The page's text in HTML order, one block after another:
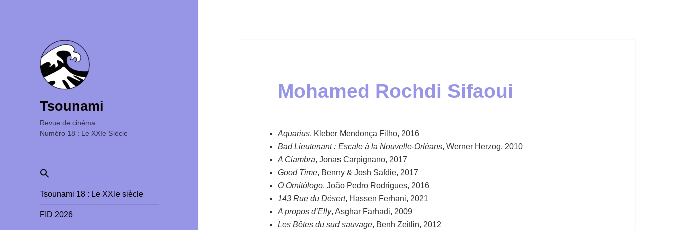
Tsounami
Revue de cinéma ‎ ‎ ‎ ‎ ‎ ‎ ‎ ‎ ‎ ‎ ‎ ‎ ‎ ‎ ‎ ‎ ‎ ‎ ‎ ‎ ‎ ‎ ‎ ‎ ‎ ‎
Numéro 18 : Le XXIe Siècle
Search
for:
Tsounami 18 : Le XXIe siècle
FID 2026
Mohamed Rochdi Sifaoui
Aquarius, Kleber Mendonça Filho, 2016
Bad Lieutenant : Escale à la Nouvelle-Orléans, Werner Herzog, 2010
A Ciambra, Jonas Carpignano, 2017
Good Time, Benny & Josh Safdie, 2017
O Ornitólogo, João Pedro Rodrigues, 2016
143 Rue du Désert, Hassen Ferhani, 2021
A propos d’Elly, Asghar Farhadi, 2009
Les Bêtes du sud sauvage, Benh Zeitlin, 2012